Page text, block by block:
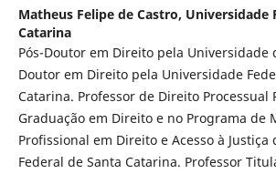
Matheus Felipe de Castro, Universidade
Catarina
Pós-Doutor em Direito pela Universidade
Doutor em Direito pela Universidade
Catarina. Professor de Direito Processual
Graduação em Direito e no Programa de
Profissional em Direito e Acesso à
Federal de Santa Catarina. Professor